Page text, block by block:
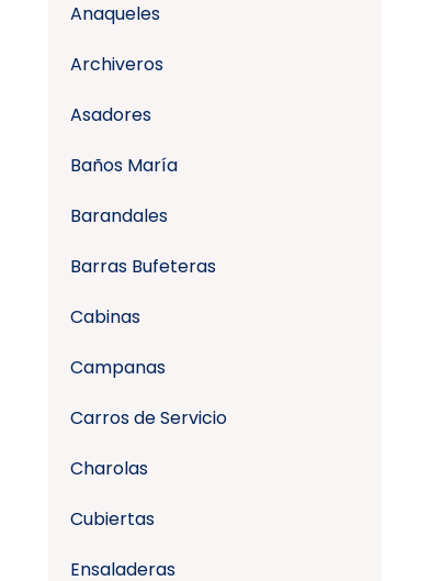
Anaqueles
Archiveros
Asadores
Baños María
Barandales
Barras Bufeteras
Cabinas
Campanas
Carros de Servicio
Charolas
Cubiertas
Ensaladeras